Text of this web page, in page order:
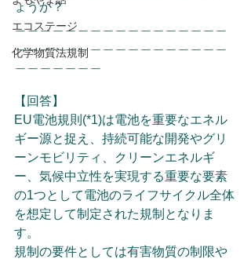
エコステージ
化学物質法規制
ょうか？
＿＿＿＿＿＿＿＿＿＿＿＿＿＿＿＿＿
＿＿＿＿＿＿＿＿＿＿＿＿＿＿＿＿＿
＿＿＿＿＿＿＿
【回答】
EU電池規則(*1)は電池を重要なエネル
ギー源と捉え、持続可能な開発やグリ
ーンモビリティ、クリーンエネルギ
ー、気候中立性を実現する重要な要素
の1つとして電池のライフサイクル全体
を想定して制定された規制となりま
す。
規制の要件としては有害物質の制限や